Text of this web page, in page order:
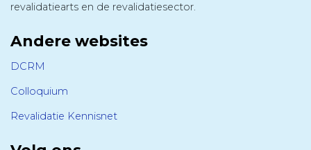
revalidatiearts en de revalidatiesector.
Andere websites
DCRM
Colloquium
Revalidatie Kennisnet